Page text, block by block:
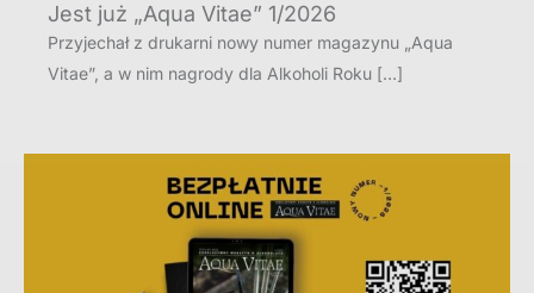
Jest już „Aqua Vitae” 1/2026
Przyjechał z drukarni nowy numer magazynu „Aqua
Vitae”, a w nim nagrody dla Alkoholi Roku […]